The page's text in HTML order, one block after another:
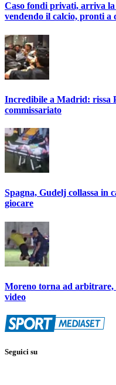
Caso fondi privati, arriva
vendendo il calcio, pronti a
Incredibile a Madrid: rissa
commissariato
Spagna, Gudelj collassa in
giocare
Moreno torna ad arbitrare,
video
Seguici su